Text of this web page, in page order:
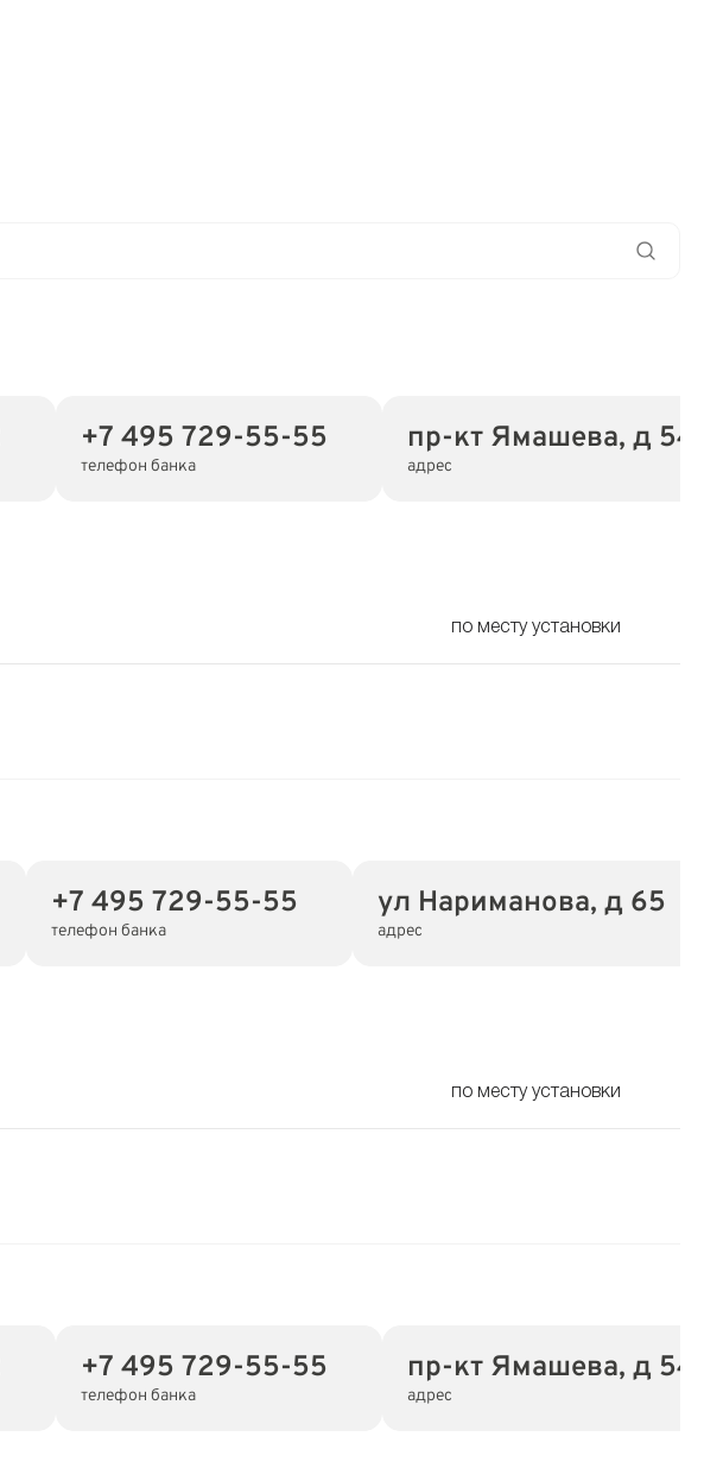
+7 495 729-55-55
телефон банка
пр-кт Ямашева, д 54
адрес
по месту установки
+7 495 729-55-55
телефон банка
ул Нариманова, д 65
адрес
по месту установки
+7 495 729-55-55
телефон банка
пр-кт Ямашева, д 54
адрес